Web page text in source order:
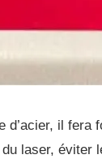
il fera
laser, éviter